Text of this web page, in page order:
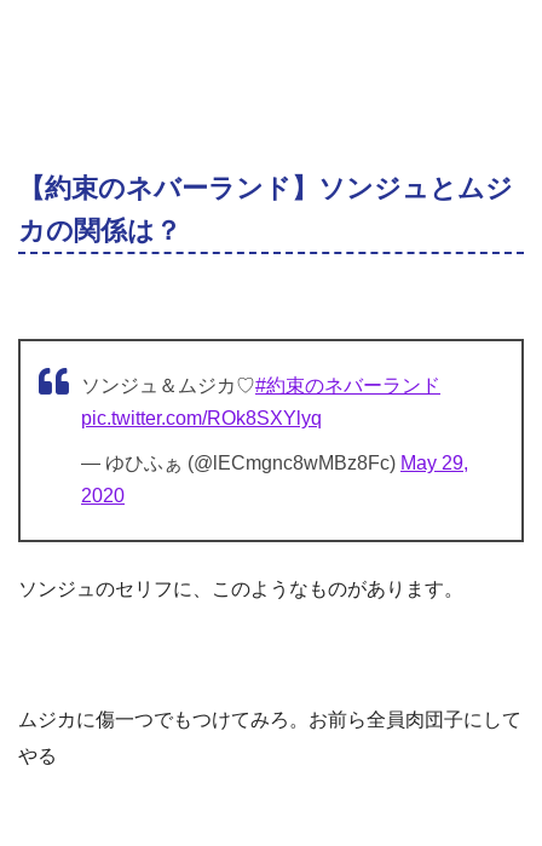
【約束のネバーランド】ソンジュとムジ
カの関係は？
ソンジュ＆ムジカ♡#約束のネバーランド
pic.twitter.com/ROk8SXYlyq
— ゆひふぁ (@lECmgnc8wMBz8Fc) May 29,
2020
ソンジュのセリフに、このようなものがあります。
ムジカに傷一つでもつけてみろ。お前ら全員肉団子にして
やる